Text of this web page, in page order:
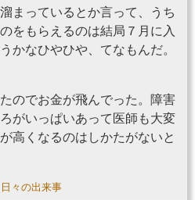
まっているとか言って、うち
をもらえるのは結局７月に入
かなひやひや、てなもんだ。
のでお金が飛んでった。障害
がいっぱいあって医師も大変
高くなるのはしかたがないと
日々の出来事